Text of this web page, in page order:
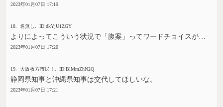
2023年01月07日 17:19
18. 名無し. ID:dkYjU1ZGY
よりによってこういう状況で「腹案」ってワードチョイスが…
2023年01月07日 17:20
19. 大阪枚方市民！. ID:BlMmZhN2Q
静岡県知事と沖縄県知事は交代してほしいな。
2023年01月07日 17:21